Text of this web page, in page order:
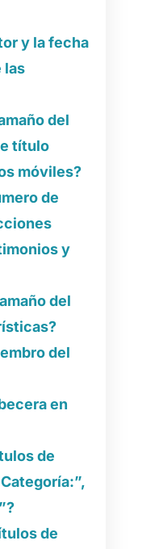
y la fecha
las
del
título
móviles?
de
y
del
del
en
de
de